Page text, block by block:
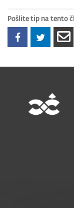
Pošlite tip na tento